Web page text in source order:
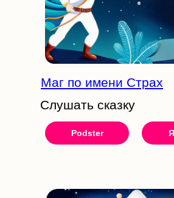
Маг по имени Страх
Podster
Слушать сказку